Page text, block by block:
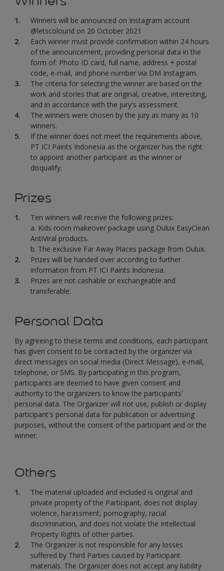
Winners will be announced on Instagram account
@letscolourid on 20 October 2021
Each winner must provide confirmation within 24 hours
of the announcement, providing personal data in the
form of: Photo ID card, full name, address + postal
code, e-mail, and phone number via DM Instagram.
The criteria for selecting the winner are based on the
work and stories that are original, creative, interesting,
and in accordance with the jury's assessment.
The winners were chosen by the jury as many as 10
winners.
If the winner does not meet the requirements above,
PT ICI Paints Indonesia as the organizer has the right
to appoint another participant as the winner or
disqualify.
Prizes
Ten winners will receive the following prizes:
a. Kids room makeover package using Dulux EasyClean
AntiViral products.
b. The exclusive Far Away Places package from Dulux.
Prizes will be handed over according to further
information from PT ICI Paints Indonesia.
Prizes are not cashable or exchangeable and
transferable.
Personal Data
By agreeing to these terms and conditions, each participant
has given consent to be contacted by the organizer via
direct messages on social media (Direct Message), e-mail,
telephone, or SMS. By participating in this program,
participants are deemed to have given consent and
authority to the organizers to know the participants'
personal data. The Organizer will not use, publish or display
participant's personal data for publication or advertising
purposes, without the consent of the participant and or the
winner.
Others
The material uploaded and included is original and
private property of the Participant, does not display
violence, harassment, pornography, racial
discrimination, and does not violate the Intellectual
Property Rights of other parties.
The Organizer is not responsible for any losses
suffered by Third Parties caused by Participant
materials. The Organizer does not accept any liability